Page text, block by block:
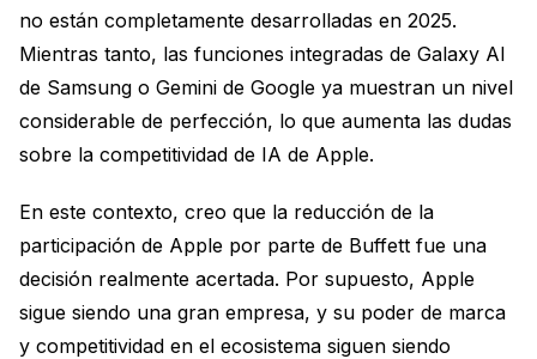
no están completamente desarrolladas en 2025.
Mientras tanto, las funciones integradas de Galaxy AI
de Samsung o Gemini de Google ya muestran un nivel
considerable de perfección, lo que aumenta las dudas
sobre la competitividad de IA de Apple.
En este contexto, creo que la reducción de la
participación de Apple por parte de Buffett fue una
decisión realmente acertada. Por supuesto, Apple
sigue siendo una gran empresa, y su poder de marca
y competitividad en el ecosistema siguen siendo